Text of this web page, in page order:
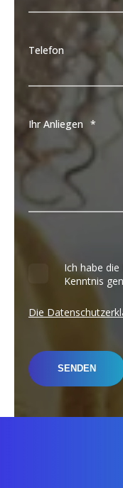
Telefon
Ihr Anliegen *
Ich habe
Kenntnis
Die